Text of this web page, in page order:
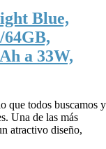
Blue,
64GB,
a 33W,
que todos buscamos y
Una de las más
atractivo diseño,